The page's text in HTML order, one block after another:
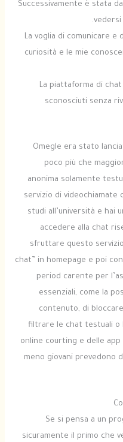
Successivamente è stata
vedersi
La voglia di comunicare e
curiosità e le mie
La piattaforma di
sconosciuti senza
Omegle era stato
poco più che
anonima solamente
servizio di videochiamate
studi all’università e hai
accedere alla chat
sfruttare questo
chat” in homepage e poi
period carente per
essenziali, come la
contenuto, di
filtrare le chat testuali o
online courting e delle
meno giovani prevedono
Se si pensa a un
sicuramente il primo che